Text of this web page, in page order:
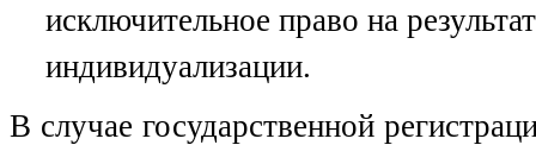
исключительное право на
индивидуализации.
В случае государственной